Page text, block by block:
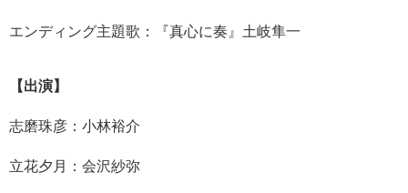
エンディング主題歌：『真心に奏』土岐隼一
【出演】
志磨珠彦：小林裕介
立花夕月：会沢紗弥